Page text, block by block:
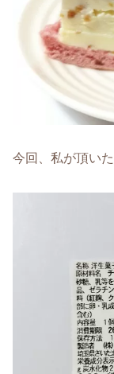
今回、私が頂いた